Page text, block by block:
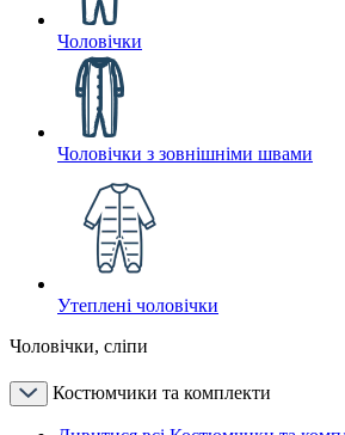
Чоловічки
Чоловічки з зовнішніми швами
Утеплені чоловічки
Чоловічки, сліпи
Костюмчики та комплекти